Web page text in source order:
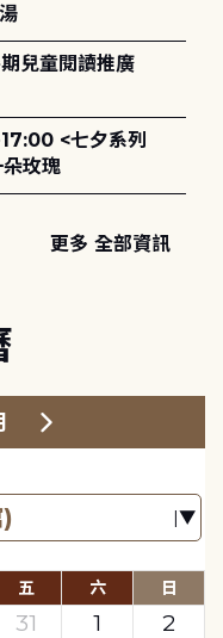
兒童閱讀推廣
<七夕系列
玫瑰
更多 全部資訊
五 六 日
31 1
2